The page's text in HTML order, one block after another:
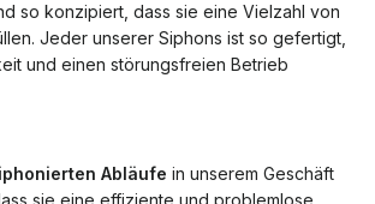
so konzipiert, dass sie eine Vielzahl von
Jeder unserer Siphons ist so gefertigt,
und einen störungsfreien Betrieb
Abläufe in unserem Geschäft
sie eine effiziente und problemlose